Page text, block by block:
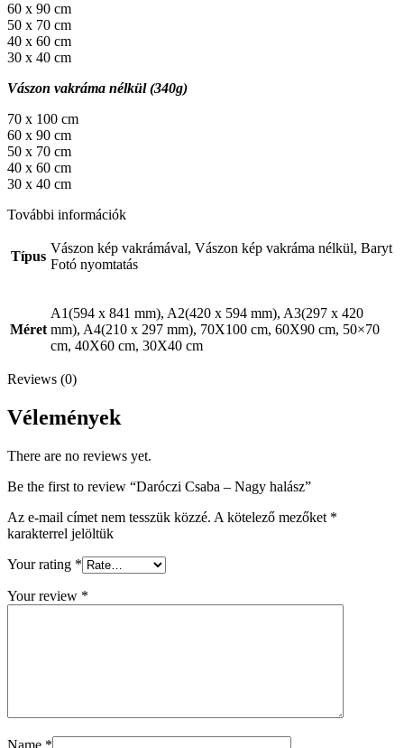
60 x 90 cm
50 x 70 cm
40 x 60 cm
30 x 40 cm
Vászon vakráma nélkül (340g)
70 x 100 cm
60 x 90 cm
50 x 70 cm
40 x 60 cm
30 x 40 cm
További információk
Típus
Vászon kép vakrámával, Vászon kép vakráma nélkül, Baryt
Fotó nyomtatás
Méret
A1(594 x 841 mm), A2(420 x 594 mm), A3(297 x 420
mm), A4(210 x 297 mm), 70X100 cm, 60X90 cm, 50×70
cm, 40X60 cm, 30X40 cm
Reviews (0)
Vélemények
There are no reviews yet.
Be the first to review “Daróczi Csaba – Nagy halász”
Az e-mail címet nem tesszük közzé. A kötelező mezőket *
karakterrel jelöltük
Your rating *
Your review *
Name *